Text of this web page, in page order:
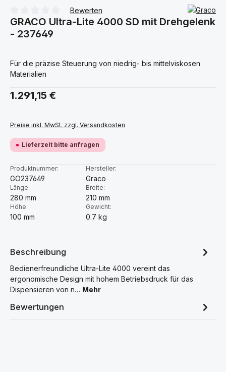
Durchschnittliche Bewertung von 0 von 5 Sternen
Bewerten
GRACO Ultra-Lite 4000 SD mit Drehgelenk
- 237649
Für die präzise Steuerung von niedrig- bis mittelviskosen
Materialien
Regulärer Preis:
1.291,15 €
Preise inkl. MwSt. zzgl. Versandkosten
Lieferzeit bitte anfragen
Produktnummer:
GO237649
Hersteller:
Graco
Länge:
280 mm
Breite:
210 mm
Höhe:
100 mm
Gewicht:
0.7 kg
Beschreibung
Bedienerfreundliche Ultra-Lite 4000 vereint das
ergonomische Design mit hohem Betriebsdruck für das
Dispensieren von n… Mehr
Bewertungen